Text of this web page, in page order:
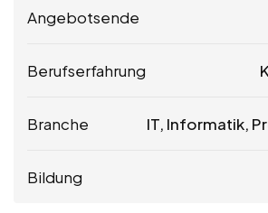
Angebotsende
Berufserfahrung
Branche IT, Informatik,
Bildung